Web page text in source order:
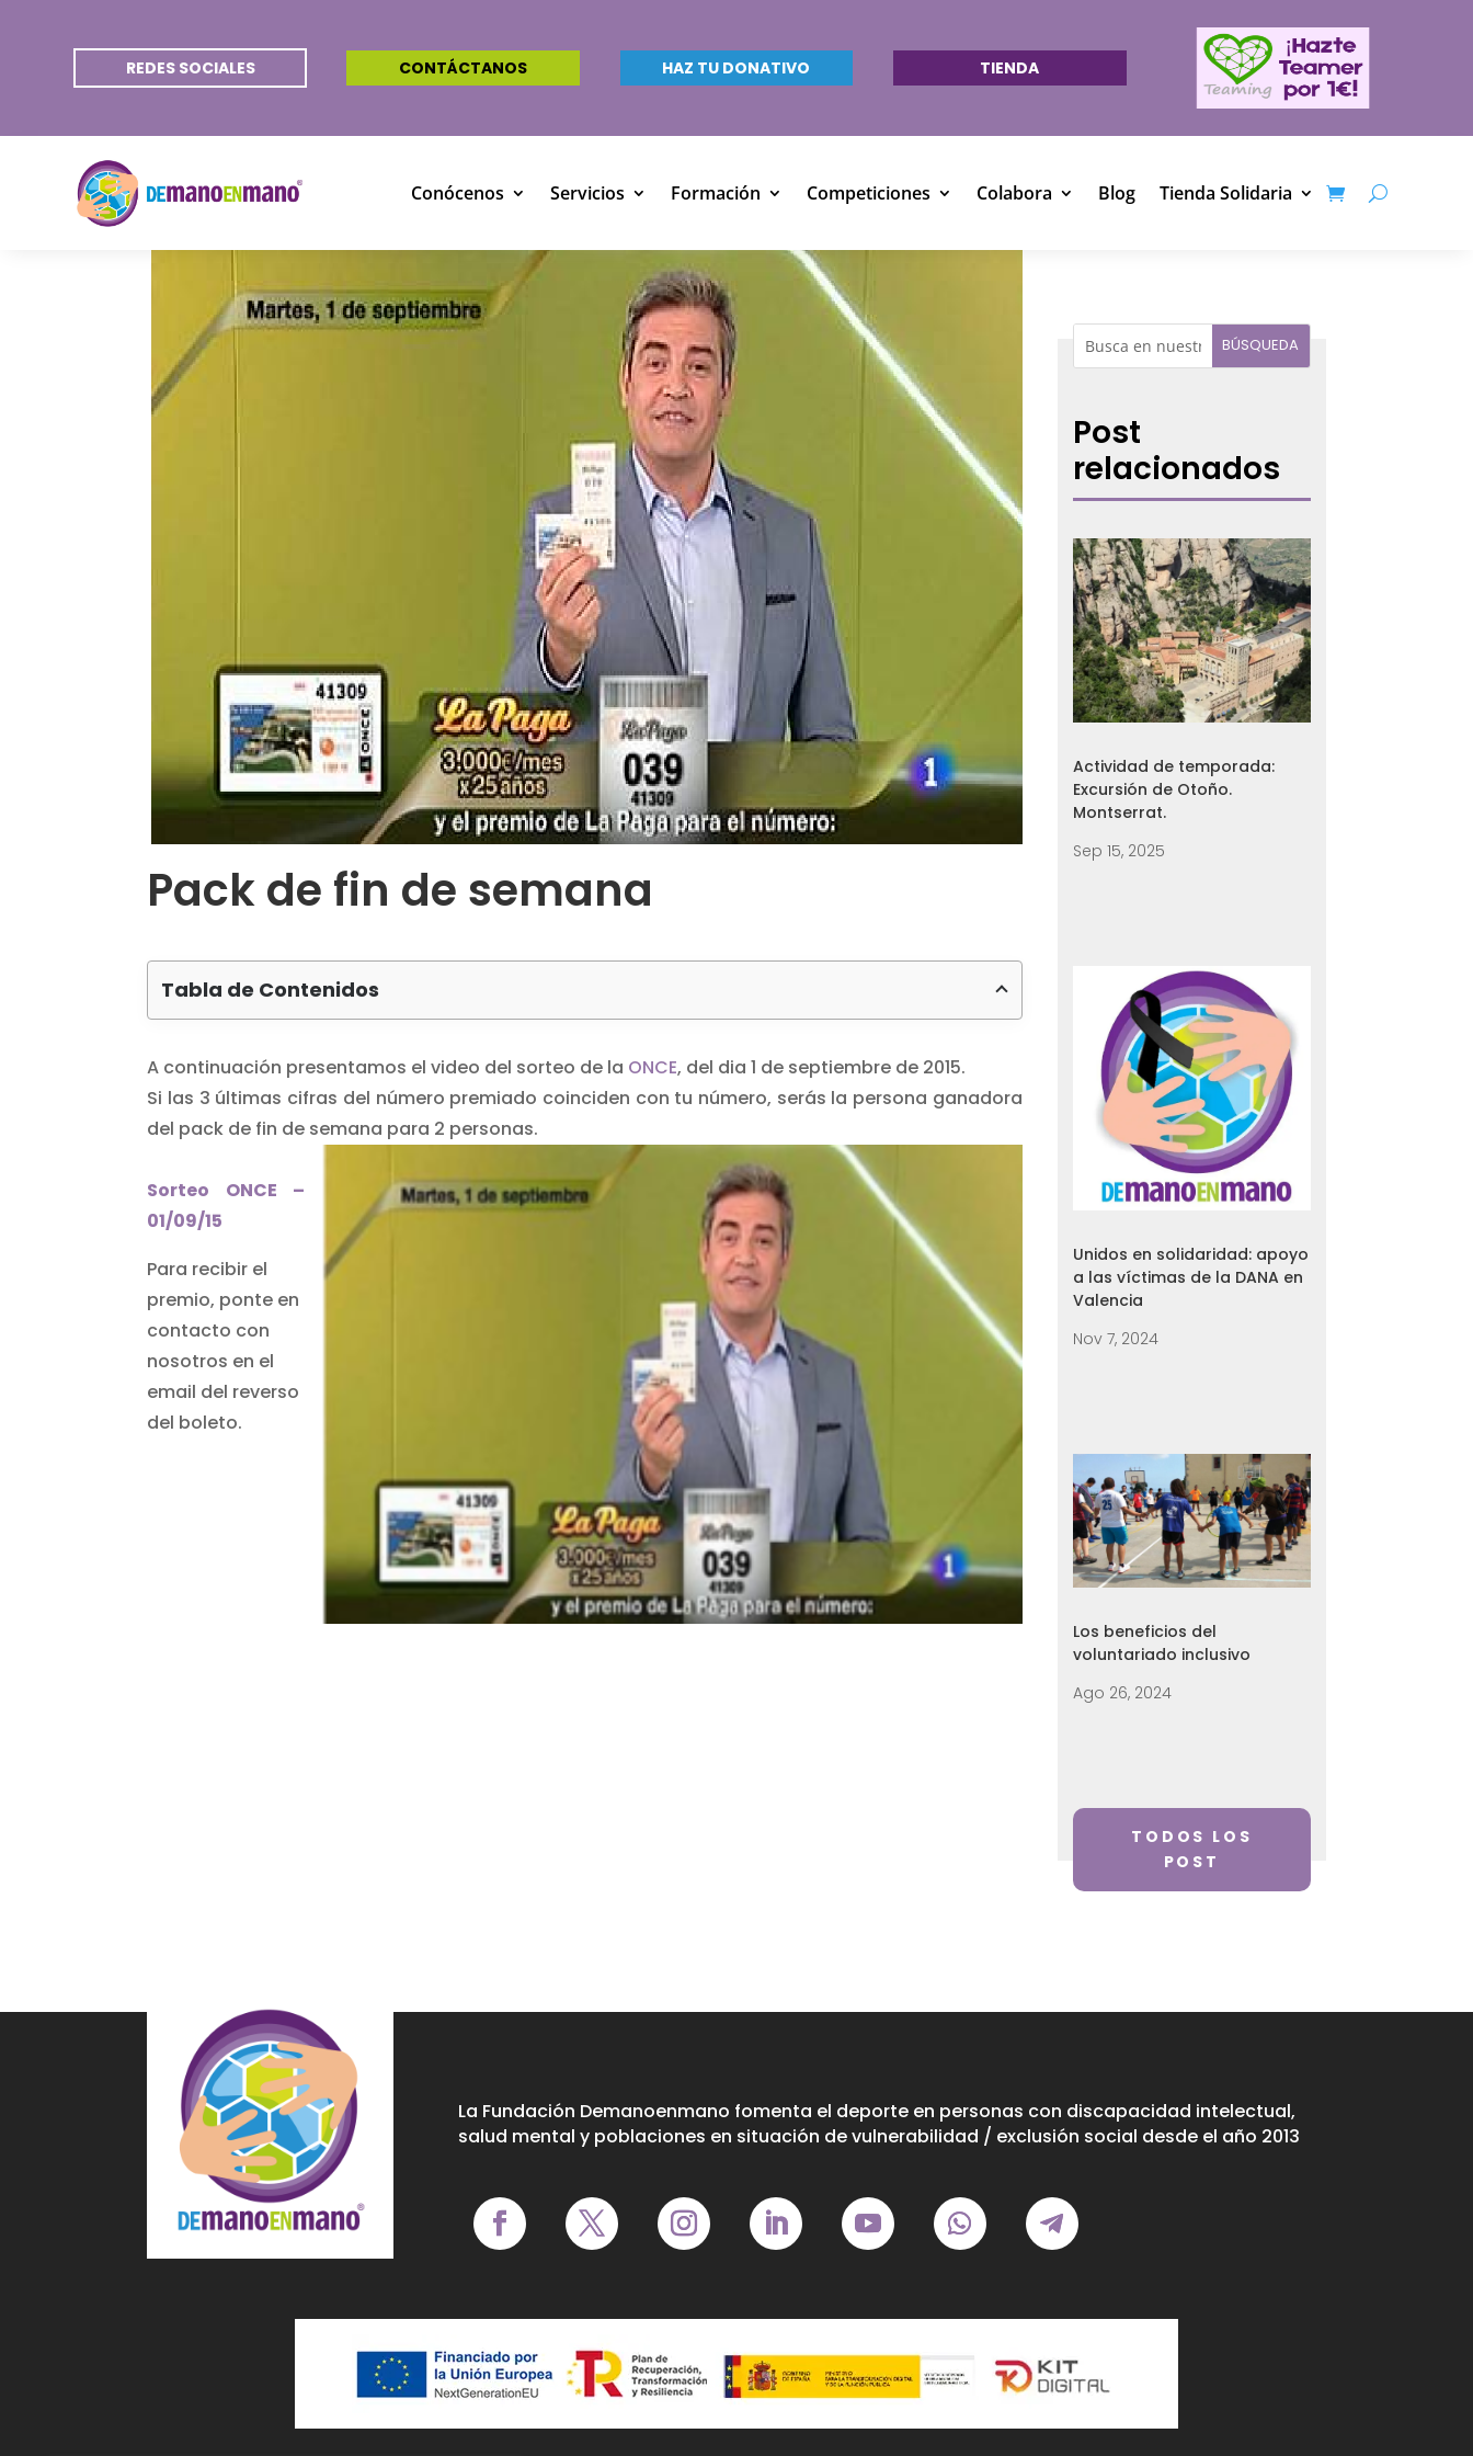
REDES SOCIALES CONTÁCTANOS HAZ TU DONATIVO TIENDA
Conócenos Servicios Formación Competiciones Colabora Blog Tienda Solidaria
Pack de fin de semana
Tabla de Contenidos
A continuación presentamos el video del sorteo de la ONCE, del dia 1 de septiembre de 2015.
Si las 3 últimas cifras del número premiado coinciden con tu número, serás la persona ganadora
del pack de fin de semana para 2 personas.
Sorteo ONCE –
01/09/15
Para recibir el
premio, ponte en
contacto con
nosotros en el
email del reverso
del boleto.
Post
relacionados
Actividad de temporada:
Excursión de Otoño.
Montserrat.
Sep 15, 2025
Unidos en solidaridad: apoyo
a las víctimas de la DANA en
Valencia
Nov 7, 2024
Los beneficios del
voluntariado inclusivo
Ago 26, 2024
TODOS LOS
POST
La Fundación Demanoenmano fomenta el deporte en personas con discapacidad intelectual,
salud mental y poblaciones en situación de vulnerabilidad / exclusión social desde el año 2013